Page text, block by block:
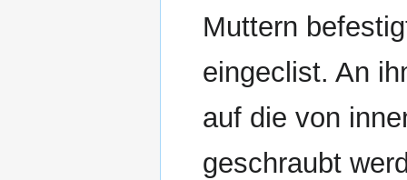
Muttern
eingeclist. An
auf die von
geschraubt